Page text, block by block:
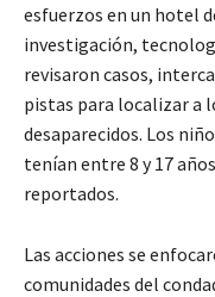
esfuerzos en un hotel
investigación,
revisaron casos,
pistas para localizar a
desaparecidos. Los
tenían entre 8 y 17
reportados.
Las acciones se
comunidades del